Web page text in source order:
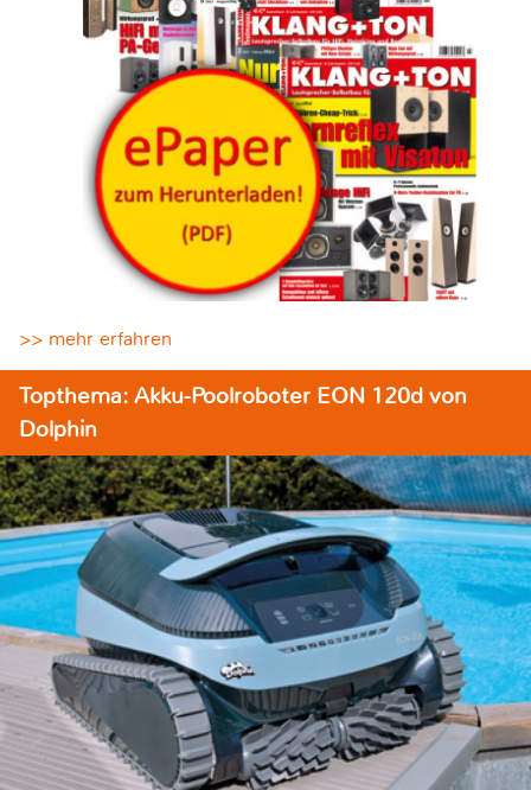
>> mehr erfahren
Topthema: Akku-Poolroboter EON 120d von
Dolphin